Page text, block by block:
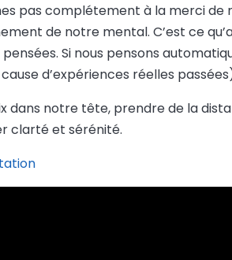
pas complétement à la merci
de notre mental. C’est ce
Si nous pensons
d’expériences réelles
dans notre tête, prendre de la
clarté et sérénité.